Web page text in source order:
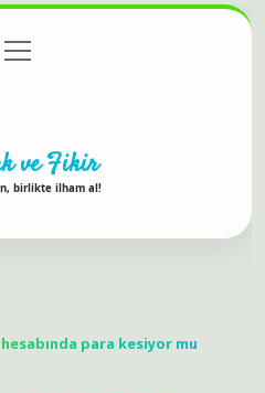
Politikası
menüyü
aç
ve Fikir
birlikte ilham al!
para kesiyor mu